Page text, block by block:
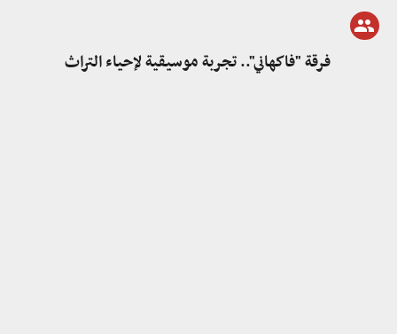
فرقة "فاكهاني".. تجربة موسيقية لإحياء التراث